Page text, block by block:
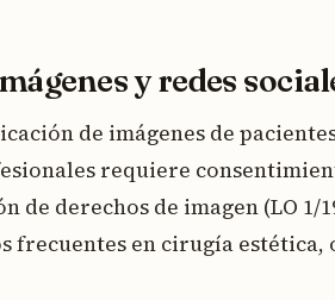
y redes
de imágenes de
requiere
de derechos de imagen (LO 1/
frecuentes en cirugía